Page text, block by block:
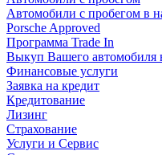
Автомобили с пробегом в
Porsche Approved
Программа Trade In
Выкуп Вашего
Финансовые услуги
Заявка на кредит
Кредитование
Лизинг
Страхование
Услуги и Сервис